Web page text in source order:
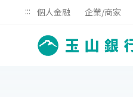
::: 個人金融 企業/商家